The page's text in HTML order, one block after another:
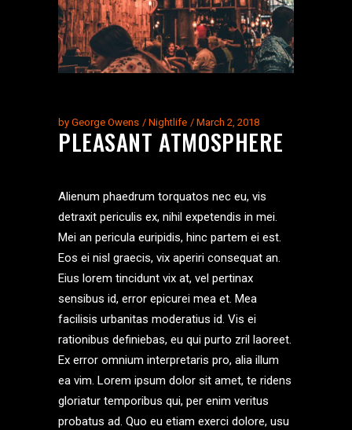
by George Owens Nightlife March 2, 2018
PLEASANT ATMOSPHERE
Alienum phaedrum torquatos nec eu, vis
detraxit periculis ex, nihil expetendis in mei.
Mei an pericula euripidis, hinc partem ei est.
Eos ei nisl graecis, vix aperiri consequat an.
Eius lorem tincidunt vix at, vel pertinax
sensibus id, error epicurei mea et. Mea
facilisis urbanitas moderatius id. Vis ei
rationibus definiebas, eu qui purto zril laoreet.
Ex error omnium interpretaris pro, alia illum
ea vim. Lorem ipsum dolor sit amet, te ridens
gloriatur temporibus qui, per enim veritus
probatus ad. Quo eu etiam exerci dolore, usu